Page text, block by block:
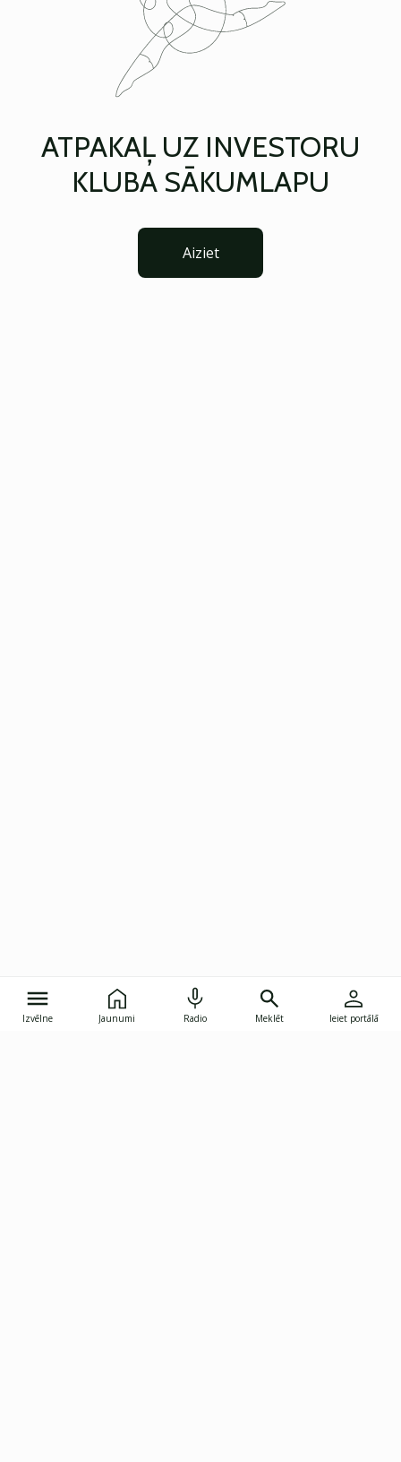
ATPAKAĻ UZ INVESTORU
KLUBA SĀKUMLAPU
Aiziet
Izvēlne Jaunumi Radio Meklēt Ieiet portālā